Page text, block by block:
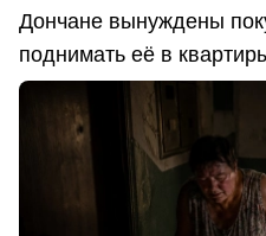
Дончане вынуждены
поднимать её в